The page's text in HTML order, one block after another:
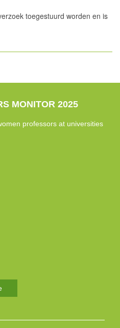
toegestuurd worden en is
MONITOR 2025
professors at universities